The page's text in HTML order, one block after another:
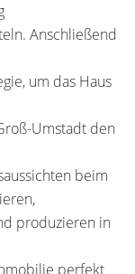
Anschließend
um das Haus
Umstadt den
beim
produzieren in
perfekt